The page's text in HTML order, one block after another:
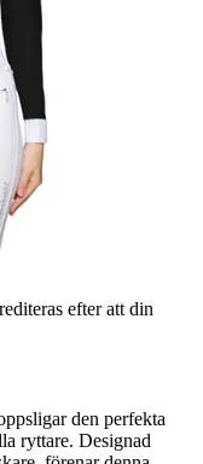
efter att din
den perfekta
ryttare. Designad